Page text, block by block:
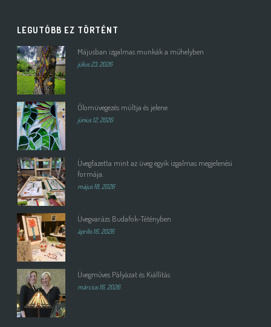
LEGUTÓBB EZ TÖRTÉNT
Májusban izgalmas munkák a műhelyben
július 23, 2026
Ólomüvegezés múltja és jelene
június 12, 2026
Üvegfazetta mint az üveg egyik izgalmas megjelenési
formája.
május 18, 2026
Üvegvarázs Budafok-Tétényben
április 16, 2026
Üvegműves Pályázat és Kiállítás
március 16, 2026